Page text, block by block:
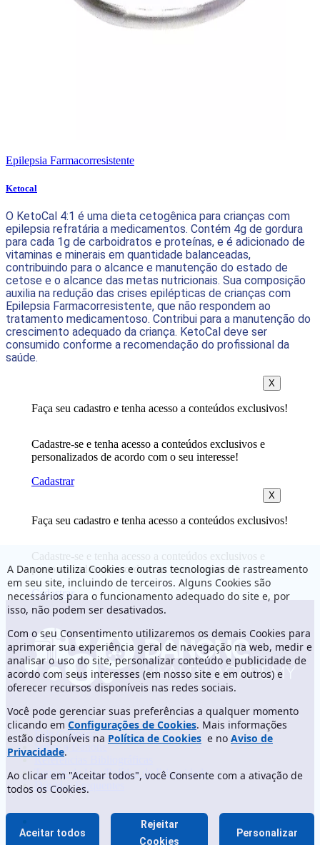
Epilepsia Farmacorresistente
Ketocal
O KetoCal 4:1 é uma dieta cetogênica para crianças com
epilepsia refratária a medicamentos. Contém 4g de gordura
para cada 1g de carboidratos e proteínas, e é adicionado de
vitaminas e minerais em quantidade balanceadas,
contribuindo para o alcance e manutenção do estado de
cetose e o alcance das metas nutricionais. Sua composição
auxilia na redução das crises epilépticas de crianças com
Epilepsia Farmacorresistente, que não respondem ao
tratamento medicamentoso. Contribui para a manutenção do
crescimento adequado da criança. KetoCal deve ser
consumido conforme a recomendação do profissional da
saúde.
X
Faça seu cadastro e tenha acesso a conteúdos exclusivos!
Cadastre-se e tenha acesso a conteúdos exclusivos e
personalizados de acordo com o seu interesse!
Cadastrar
X
Faça seu cadastro e tenha acesso a conteúdos exclusivos!
Cadastre-se e tenha acesso a conteúdos exclusivos e
personalizados de acordo com o seu interesse!
Cadastrar
Fale Conosco
Sobre a Danone
Referências Bibliográficas
Termos de Uso/Política de Privacidade
Dúvidas Frequentes
A Danone utiliza Cookies e outras tecnologias de rastreamento
em seu site, incluindo de terceiros. Alguns Cookies são
necessários para o funcionamento adequado do site e, por
isso, não podem ser desativados.
Com o seu Consentimento utilizaremos os demais Cookies para
aprimorar sua experiência geral de navegação na web, medir e
analisar o uso do site, personalizar conteúdo e publicidade de
acordo com seus interesses (em nosso site e em outros) e
oferecer recursos disponíveis nas redes sociais.
Você pode gerenciar suas preferências a qualquer momento
clicando em Configurações de Cookies. Mais informações
estão disponíveis na Política de Cookies e no Aviso de
Privacidade.
Ao clicar em "Aceitar todos", você Consente com a ativação de
todos os Cookies.
Aceitar todos
Rejeitar
Cookies
Personalizar